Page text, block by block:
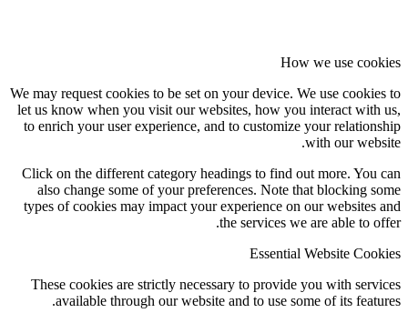
How we use cookies
We may request cookies to be set on your device. We use cookies to
let us know when you visit our websites, how you interact with us,
to enrich your user experience, and to customize your relationship
with our website.
Click on the different category headings to find out more. You can
also change some of your preferences. Note that blocking some
types of cookies may impact your experience on our websites and
the services we are able to offer.
Essential Website Cookies
These cookies are strictly necessary to provide you with services
available through our website and to use some of its features.